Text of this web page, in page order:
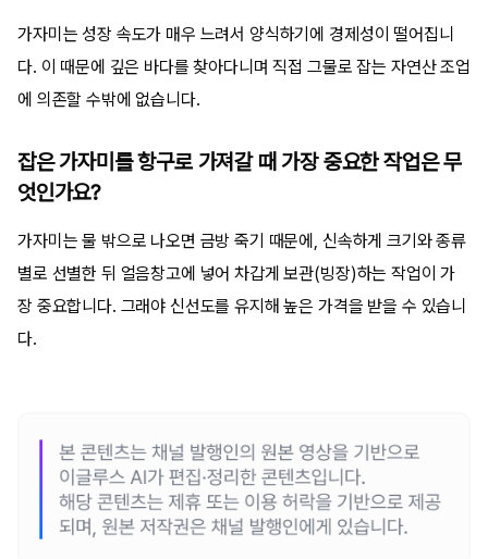
가자미는 성장 속도가 매우 느려서 양식하기에 경제성이 떨어집니
다. 이 때문에 깊은 바다를 찾아다니며 직접 그물로 잡는 자연산 조업
에 의존할 수밖에 없습니다.
잡은 가자미를 항구로 가져갈 때 가장 중요한 작업은 무
엇인가요?
가자미는 물 밖으로 나오면 금방 죽기 때문에, 신속하게 크기와 종류
별로 선별한 뒤 얼음창고에 넣어 차갑게 보관(빙장)하는 작업이 가
장 중요합니다. 그래야 신선도를 유지해 높은 가격을 받을 수 있습니
다.